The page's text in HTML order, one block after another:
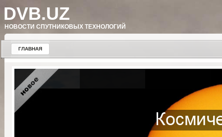
DVB.UZ
НОВОСТИ СПУТНИКОВЫХ ТЕХНОЛОГИЙ
ГЛАВНАЯ